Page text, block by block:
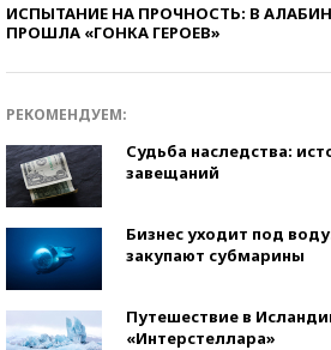
ИСПЫТАНИЕ НА ПРОЧНОСТЬ: В
ПРОШЛА «ГОНКА ГЕРОЕВ»
РЕКОМЕНДУЕМ:
Судьба наследства:
завещаний
Бизнес уходит под
закупают субмарины
Путешествие в
«Интерстеллара»